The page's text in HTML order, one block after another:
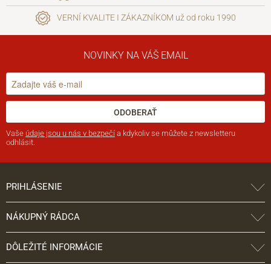
VERNÍ KVALITE I ZÁKAZNÍKOM už od roku 1990
NOVINKY NA VÁŠ EMAIL
ODOBERAŤ
Vaše údaje jsou u nás v bezpečí a kdykoliv se můžete z newsletteru
odhlásit.
PRIHLÁSENIE
NÁKUPNÝ RÁDCA
DÔLEŽITÉ INFORMÁCIE